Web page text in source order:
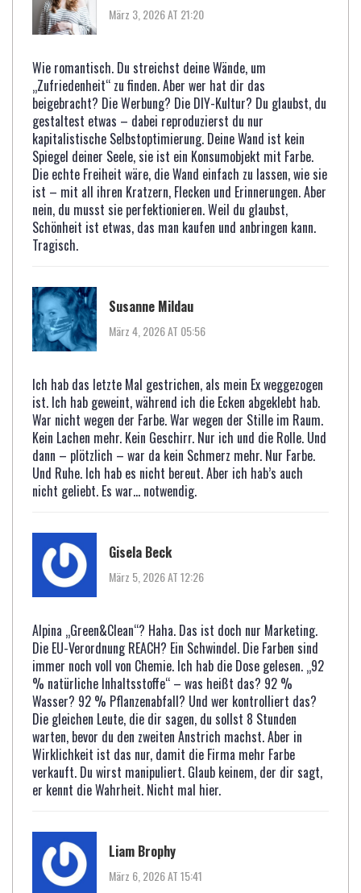
März 3, 2026 AT 21:20
Wie romantisch. Du streichst deine Wände, um
„Zufriedenheit“ zu finden. Aber wer hat dir das
beigebracht? Die Werbung? Die DIY-Kultur? Du glaubst, du
gestaltest etwas – dabei reproduzierst du nur
kapitalistische Selbstoptimierung. Deine Wand ist kein
Spiegel deiner Seele, sie ist ein Konsumobjekt mit Farbe.
Die echte Freiheit wäre, die Wand einfach zu lassen, wie sie
ist – mit all ihren Kratzern, Flecken und Erinnerungen. Aber
nein, du musst sie perfektionieren. Weil du glaubst,
Schönheit ist etwas, das man kaufen und anbringen kann.
Tragisch.
Susanne Mildau
März 4, 2026 AT 05:56
Ich hab das letzte Mal gestrichen, als mein Ex weggezogen
ist. Ich hab geweint, während ich die Ecken abgeklebt hab.
War nicht wegen der Farbe. War wegen der Stille im Raum.
Kein Lachen mehr. Kein Geschirr. Nur ich und die Rolle. Und
dann – plötzlich – war da kein Schmerz mehr. Nur Farbe.
Und Ruhe. Ich hab es nicht bereut. Aber ich hab’s auch
nicht geliebt. Es war… notwendig.
Gisela Beck
März 5, 2026 AT 12:26
Alpina „Green&Clean“? Haha. Das ist doch nur Marketing.
Die EU-Verordnung REACH? Ein Schwindel. Die Farben sind
immer noch voll von Chemie. Ich hab die Dose gelesen. „92
% natürliche Inhaltsstoffe“ – was heißt das? 92 %
Wasser? 92 % Pflanzenabfall? Und wer kontrolliert das?
Die gleichen Leute, die dir sagen, du sollst 8 Stunden
warten, bevor du den zweiten Anstrich machst. Aber in
Wirklichkeit ist das nur, damit die Firma mehr Farbe
verkauft. Du wirst manipuliert. Glaub keinem, der dir sagt,
er kennt die Wahrheit. Nicht mal hier.
Liam Brophy
März 6, 2026 AT 15:41